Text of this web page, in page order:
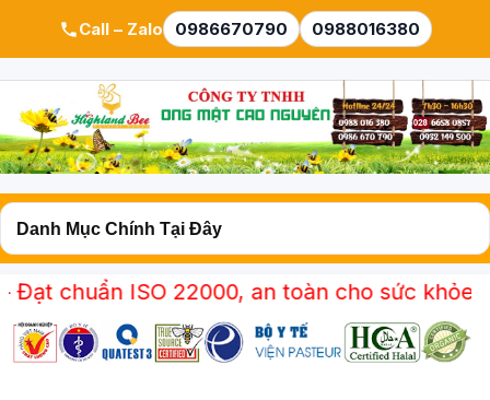
Call – Zalo 0986670790 0988016380
an toàn cho sức khỏe gia đình bạn.